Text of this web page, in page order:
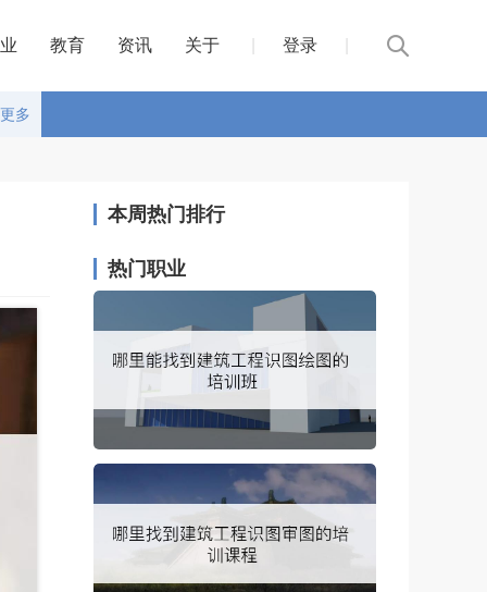
教育 资讯 关于 登录
更多
本周热门排行
热门职业